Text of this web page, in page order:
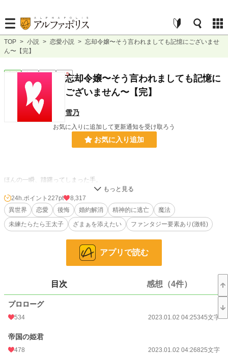
TOP > 小説 > 恋愛小説 > 忘却令嬢〜そう言われましても記憶にございませ
ん〜【完】
恋愛 完結 短編 R15忘却令嬢〜そう言われましても記憶に
ございません〜【完】
雪乃
お気に入りに追加して更新通知を受け取ろう
お気に入り追加
ほんの一瞬、躊躇ってしまった手。
誰よりも愛していた彼女なのに傷付けてしまった。
ずっと傷付けていると理解っていたのに、振り払ってしまった。
※読んでくださりありがとうございます。
ゆるふわ設定です。タグをころころ変えてます。何でも許せる方向け。
恋愛
24h.ポイント 227pt
8,317
異世界
恋愛 後悔 婚約解消 精神的に逃亡
魔法
未練たらたら王太子
ざまぁを添えたい ファンタジー要素あり(激軽)
アプリで読む
目次 感想（4件）
プロローグ
534 2023.01.02 04:25345文字
帝国の姫君
478 2023.01.02 04:26825文字